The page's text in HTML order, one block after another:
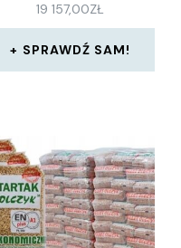
19 157,00ZŁ
SPRAWDŹ SAM!